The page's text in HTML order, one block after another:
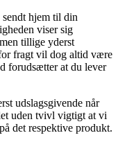
hjem til din
viser sig
tillige yderst
fragt vil dog altid være
forudsætter at du lever
udslagsgivende når
uden tvivl vigtigt at vi
det respektive produkt.